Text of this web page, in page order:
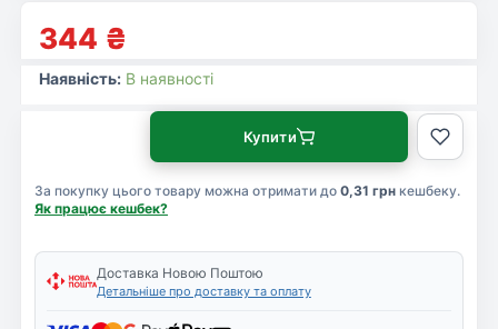
344 ₴
Наявність: В наявності
За покупку цього товару можна отримати до 0,31 грн кешбеку.
Як працює кешбек?
Купити
Доставка Новою Поштою
Детальніше про доставку та оплату